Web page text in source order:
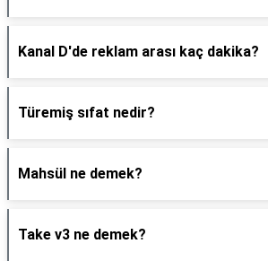
Kanal D'de reklam arası kaç dakika?
Türemiş sıfat nedir?
Mahsül ne demek?
Take v3 ne demek?